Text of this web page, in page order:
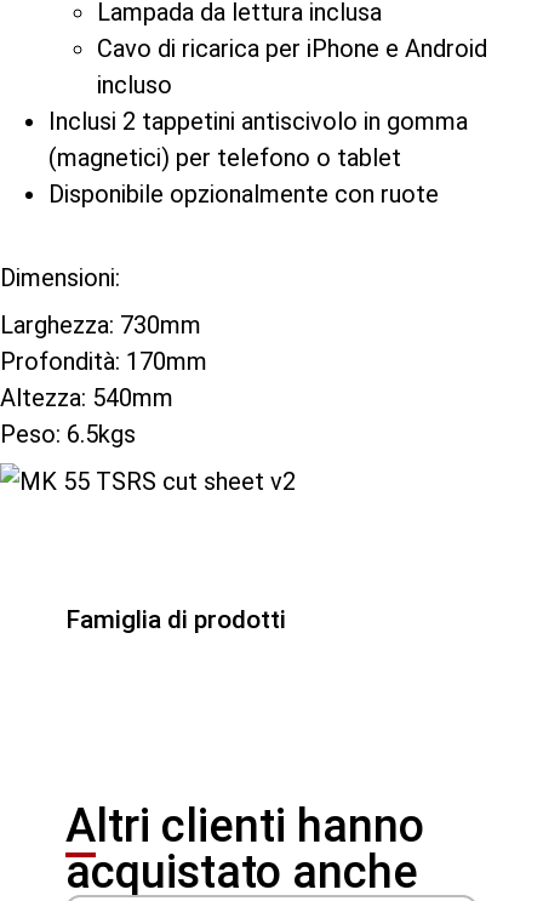
Lampada da lettura inclusa
Cavo di ricarica per iPhone e Android
incluso
Inclusi 2 tappetini antiscivolo in gomma
(magnetici) per telefono o tablet
Disponibile opzionalmente con ruote
Dimensioni:
Larghezza: 730mm
Profondità: 170mm
Altezza: 540mm
Peso: 6.5kgs
Famiglia di prodotti
Altri clienti hanno
acquistato anche